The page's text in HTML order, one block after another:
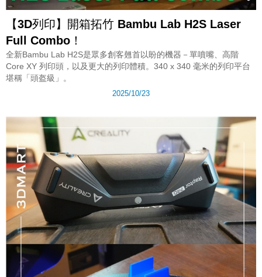
【3D列印】開箱拓竹 Bambu Lab H2S Laser
Full Combo！
全新Bambu Lab H2S是眾多創客翹首以盼的機器－單噴嘴、高階
Core XY 列印頭，以及更大的列印體積。340 x 340 毫米的列印平台
堪稱「頭盔級」。
2025/10/23